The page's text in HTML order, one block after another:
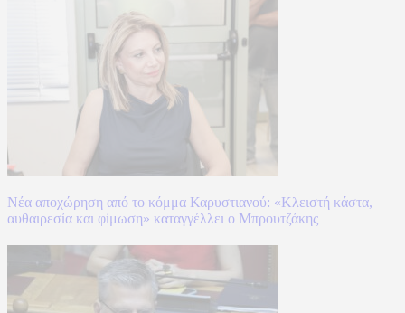
Νέα αποχώρηση από το κόμμα Καρυστιανού: «Κλειστή κάστα,
αυθαιρεσία και φίμωση» καταγγέλλει ο Μπρουτζάκης